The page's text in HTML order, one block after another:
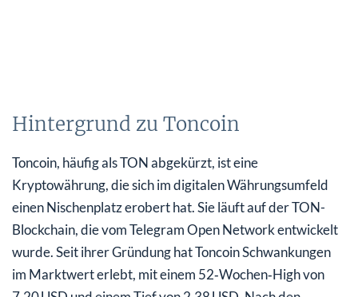
Hintergrund zu Toncoin
Toncoin, häufig als TON abgekürzt, ist eine
Kryptowährung, die sich im digitalen Währungsumfeld
einen Nischenplatz erobert hat. Sie läuft auf der TON-
Blockchain, die vom Telegram Open Network entwickelt
wurde. Seit ihrer Gründung hat Toncoin Schwankungen
im Marktwert erlebt, mit einem 52‑Wochen‑High von